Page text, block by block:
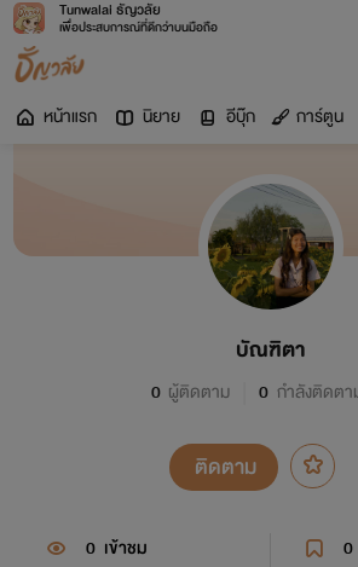
Tunwalai ธัญวลัย
เพื่อประสบการณ์ที่ดีกว่าบนมือถือ
หน้าแรก นิยาย อีบุ๊ก การ์ตูน
บัณฑิตา
0 ผู้ติดตาม 0 กำลังติดตา
ติดตาม
0 เข้าชม 0